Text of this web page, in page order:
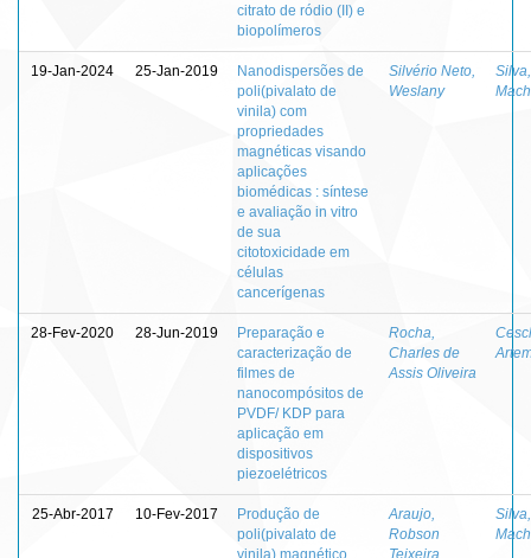
citrato de ródio (II) e
biopolímeros
19-Jan-2024 25-Jan-2019
Nanodispersões de
poli(pivalato de
vinila) com
propriedades
magnéticas visando
aplicações
biomédicas : síntese
e avaliação in vitro
de sua
citotoxicidade em
células
cancerígenas
Silvério Neto,
Weslany
28-Fev-2020 28-Jun-2019
Preparação e
caracterização de
filmes de
nanocompósitos de
PVDF/ KDP para
aplicação em
dispositivos
piezoelétricos
Rocha,
Charles de
Assis Oliveira
25-Abr-2017 10-Fev-2017
Produção de
poli(pivalato de
vinila) magnético
Araujo,
Robson
Teixeira